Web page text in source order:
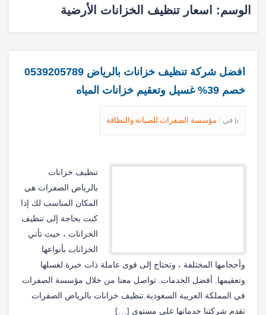
الوسم: اسعار تنظيف الخزانات الأرضية
افضل شركة تنظيف خزانات بالرياض 0539205789
خصم 39% غسيل وتعقيم خزانات المياه
في : مؤسسة الصفرات للصيانة والنظافة
تنظيف خزانات
بالرياض الصفرات هي
المكان المناسب لك إذا
كنت بحاجة إلى تنظيف
الخزانات ، حيث تأتي
الخزانات بأنواعها
وأحجامها المختلفة ، وتحتاج إلى قوى عاملة ذات خبرة لغسلها
وتعقيمها. أفضل الخدمات. تواصل معنا من خلال مؤسسة الصفرات
في المملكة العربية السعودية.تنظيف خزانات بالرياض الصفرات
تقدم شركتنا خدماتها على مستوى […]